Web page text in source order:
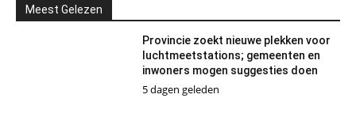
Meest Gelezen
Provincie zoekt nieuwe plekken voor
luchtmeetstations; gemeenten en
inwoners mogen suggesties doen
5 dagen geleden